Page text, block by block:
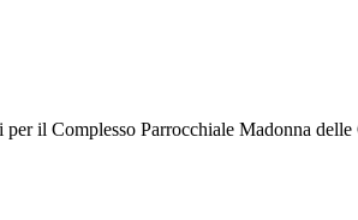
il Complesso Parrocchiale Madonna